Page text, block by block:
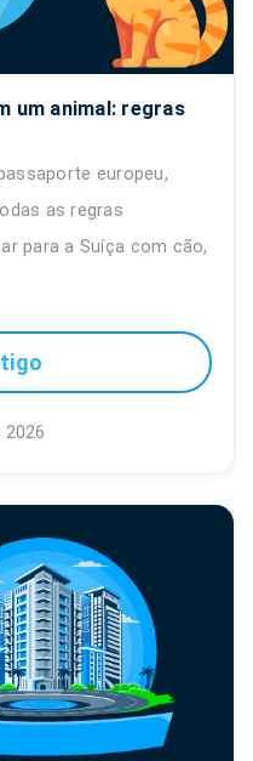
um animal: regras
europeu,
as regras
para a Suíça com cão,